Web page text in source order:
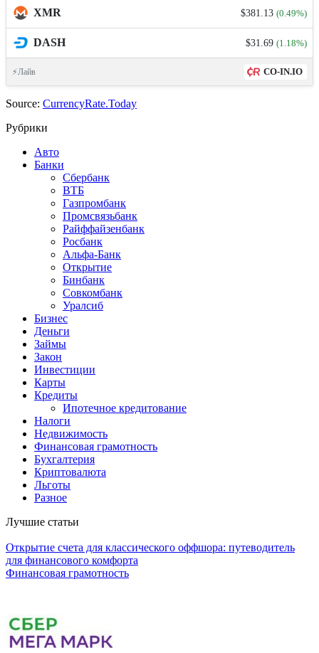
XMR $381.13 (0.49%)
DASH $31.69 (1.18%)
⚡Лайв CO-IN.IO
Source: CurrencyRate.Today
Рубрики
Авто
Банки
Сбербанк
ВТБ
Газпромбанк
Промсвязьбанк
Райффайзенбанк
Росбанк
Альфа-Банк
Открытие
Бинбанк
Совкомбанк
Уралсиб
Бизнес
Деньги
Займы
Закон
Инвестиции
Карты
Кредиты
Ипотечное кредитование
Налоги
Недвижимость
Финансовая грамотность
Бухгалтерия
Криптовалюта
Льготы
Разное
Лучшие статьи
Открытие счета для классического оффшора: путеводитель
для финансового комфорта
Финансовая грамотность